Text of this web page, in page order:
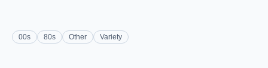
00s 80s Other Variety